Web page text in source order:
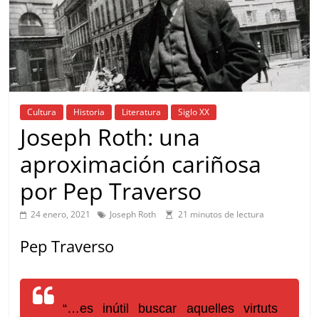
Cultura Historia Literatura Siglo XX
Joseph Roth: una
aproximación cariñosa
por Pep Traverso
24 enero, 2021 Joseph Roth 21 minutos de lectura
Pep Traverso
“…es inútil buscar aquelles virtuts